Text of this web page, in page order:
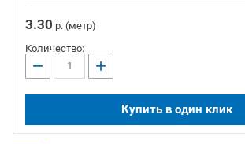
3.30 р. (метр)
Количество:
− +
Купить в один клик